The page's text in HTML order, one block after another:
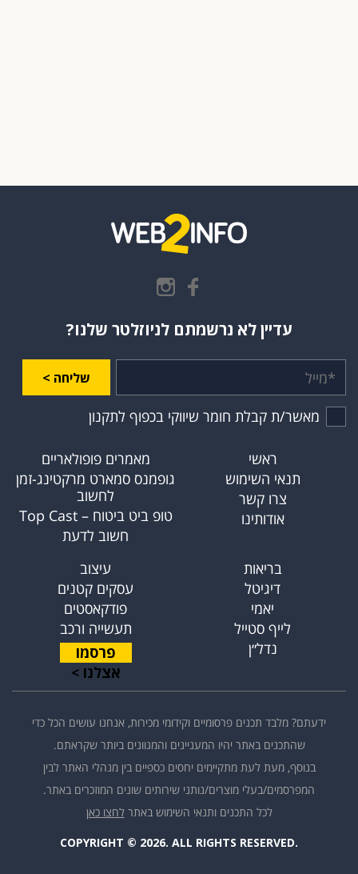
עדיין לא נרשמתם לניוזלטר שלנו?
שליחה >
מאשר/ת קבלת חומר שיווקי בכפוף לתקנון
ראשי
תנאי השימוש
צרו קשר
אודותינו
מאמרים פופולאריים
גופמנס סמארט מרקטינג-זמן
לחשוב
טופ ביט ביטוח – Top Cast
חשוב לדעת
בריאות
דיגיטל
יאמי
לייף סטייל
נדל״ן
עיצוב
עסקים קטנים
פודקאסטים
תעשייה ורכב
פרסמו
אצלנו >
ידעתם? מלבד תכנים פרסומיים וקידומי מכירות, אנחנו עושים הכל כדי
שהתכנים באתר יהיו המעניינים והמגוונים ביותר שקראתם.
בנוסף, מעת לעת מתקיימים יחסים כספיים בין מנהלי האתר לבין
המפרסמים/בעלי מוצרים/נותני שירותים שונים המוזכרים באתר.
לכל התכנים ותנאי השימוש באתרלחצו כאן
COPYRIGHT © 2026. ALL RIGHTS RESERVED.